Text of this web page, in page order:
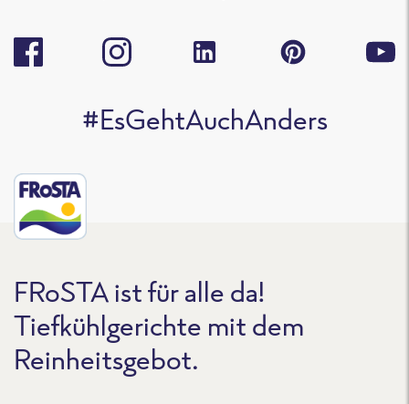
#EsGehtAuchAnders
FRoSTA ist für alle da!
Tiefkühlgerichte mit dem
Reinheitsgebot.